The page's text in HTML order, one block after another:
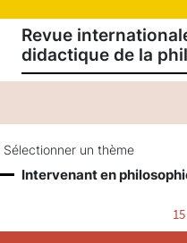
Revue
didactique de la
Sélectionner un thème
Intervenant en
15